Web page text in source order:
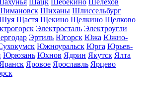
Шацк Шебекино Шелехов
Шиханы Шлиссельбург
Щастя Щекино Щелкино Щелково
Электросталь Электроугли
Эртиль Югорск Южа Южно-
Южноуральск Юрга Юрьев-
Юрюзань Юхнов Ядрин Якутск Ялта
Яранск Яровое Ярославль Ярцево